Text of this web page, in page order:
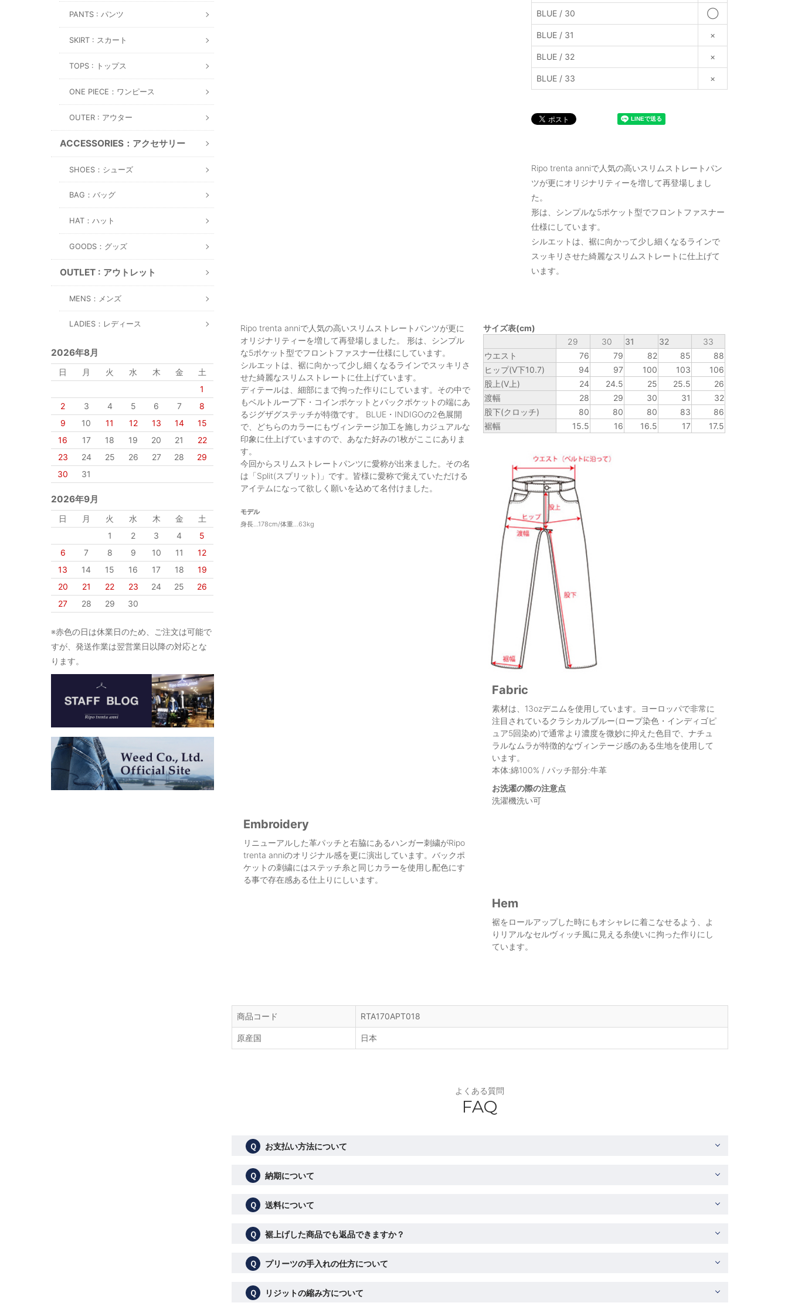
PANTS : パンツ
SKIRT : スカート
TOPS : トップス
ONE PIECE：ワンピース
OUTER : アウター
ACCESSORIES：アクセサリー
SHOES：シューズ
BAG：バッグ
HAT：ハット
GOODS：グッズ
OUTLET : アウトレット
MENS：メンズ
LADIES：レディース
2026年8月
日 月 火 水 木 金
土
1
2
3 4 5 6 7
8
9
10 11 12 13 14
15
16
17 18 19 20 21
22
23
24 25 26 27 28
29
30
31
2026年9月
日 月 火 水 木 金
土
1
2 3 4
5
6
7 8 9 10 11
12
13
14 15 16 17 18
19
20
21 22 23 24 25
26
27
28 29 30
※赤色の日は休業日のため、ご注文は可能で
すが、発送作業は翌営業日以降の対応とな
ります。
BLUE / 30 ◯
BLUE / 31 ×
BLUE / 32 ×
BLUE / 33 ×
Ripo trenta anniで人気の高いスリムストレートパン
ツが更にオリジナリティーを増して再登場しまし
た。
形は、シンプルな5ポケット型でフロントファスナー
仕様にしています。
シルエットは、裾に向かって少し細くなるラインで
スッキリさせた綺麗なスリムストレートに仕上げて
います。
Ripo trenta anniで人気の高いスリムストレートパンツが更に
オリジナリティーを増して再登場しました。 形は、シンプル
な5ポケット型でフロントファスナー仕様にしています。
シルエットは、裾に向かって少し細くなるラインでスッキリさ
せた綺麗なスリムストレートに仕上げています。
ディテールは、細部にまで拘った作りにしています。その中で
もベルトループ下・コインポケットとバックポケットの端にあ
るジグザグステッチが特徴です。 BLUE・INDIGOの2色展開
で、どちらのカラーにもヴィンテージ加工を施しカジュアルな
印象に仕上げていますので、あなた好みの1枚がここにありま
す。
今回からスリムストレートパンツに愛称が出来ました。その名
は「Split(スプリット)」です。皆様に愛称で覚えていただける
アイテムになって欲しく願いを込めて名付けました。
モデル
身長…178cm/体重…63kg
サイズ表(cm)
29
30 31 32
33
ウエスト
76 79 82 85
88
ヒップ(V下10.7)
94 97 100 103
106
股上(V上)
24 24.5 25 25.5
26
渡幅
28 29 30 31
32
股下(クロッチ)
80 80 80 83
86
裾幅
15.5 16 16.5 17 17.5
Fabric
素材は、13ozデニムを使用しています。ヨーロッパで非常に
注目されているクラシカルブルー(ロープ染色・インディゴピ
ュア5回染め)で通常より濃度を微妙に抑えた色目で、ナチュ
ラルなムラが特徴的なヴィンテージ感のある生地を使用して
います。
本体:綿100% / パッチ部分:牛革
お洗濯の際の注意点
洗濯機洗い可
Embroidery
リニューアルした革パッチと右脇にあるハンガー刺繍がRipo
trenta anniのオリジナル感を更に演出しています。バックポ
ケットの刺繍にはステッチ糸と同じカラーを使用し配色にす
る事で存在感ある仕上りにしいます。
Hem
裾をロールアップした時にもオシャレに着こなせるよう、よ
りリアルなセルヴィッチ風に見える糸使いに拘った作りにし
ています。
商品コード RTA170APT018
原産国 日本
よくある質問
FAQ
Ｑ お支払い方法について
Ｑ 納期について
Ｑ 送料について
Ｑ 裾上げした商品でも返品できますか？
Ｑ プリーツの手入れの仕方について
Ｑ リジットの縮み方について